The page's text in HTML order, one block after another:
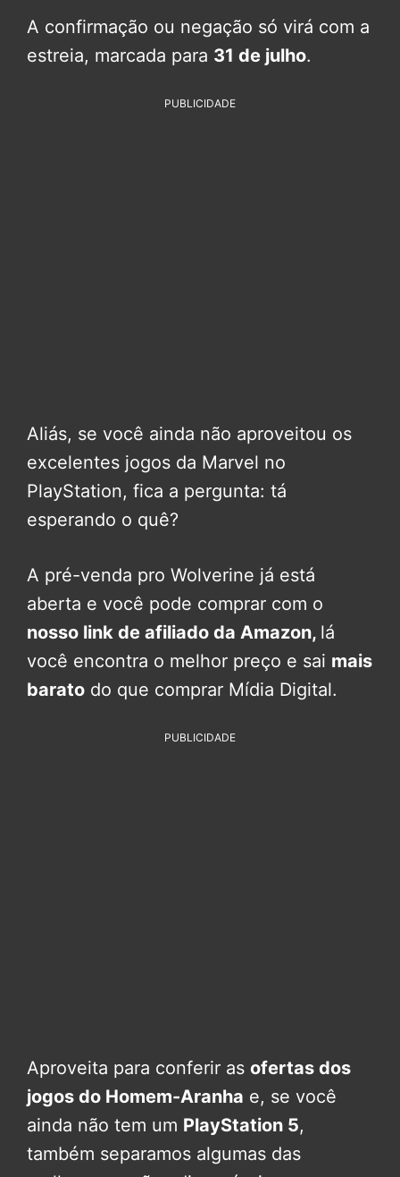
A confirmação ou negação só virá com a
estreia, marcada para 31 de julho.
PUBLICIDADE
Aliás, se você ainda não aproveitou os
excelentes jogos da Marvel no
PlayStation, fica a pergunta: tá
esperando o quê?
A pré-venda pro Wolverine já está
aberta e você pode comprar com o
nosso link de afiliado da Amazon, lá
você encontra o melhor preço e sai mais
barato do que comprar Mídia Digital.
PUBLICIDADE
Aproveita para conferir as ofertas dos
jogos do Homem-Aranha e, se você
ainda não tem um PlayStation 5,
também separamos algumas das